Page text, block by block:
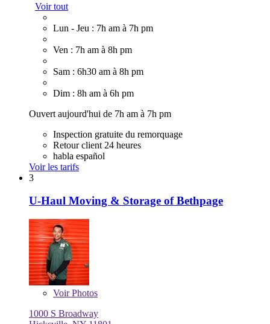
Voir tout
Lun - Jeu : 7h am à 7h pm
Ven : 7h am à 8h pm
Sam : 6h30 am à 8h pm
Dim : 8h am à 6h pm
Ouvert aujourd'hui de 7h am à 7h pm
Inspection gratuite du remorquage
Retour client 24 heures
habla español
Voir les tarifs
3
U-Haul Moving & Storage of Bethpage
VoirPhotos
1000 S Broadway